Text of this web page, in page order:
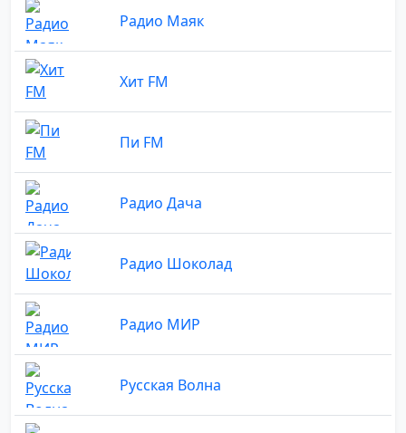
Радио Маяк
Хит FM
Пи FM
Радио Дача
Радио Шоколад
Радио МИР
Русская Волна